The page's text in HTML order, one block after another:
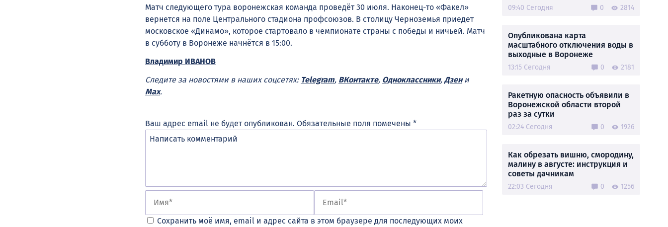
Матч следующего тура воронежская команда проведёт 30 июля. Наконец-то «Факел»
вернется на поле Центрального стадиона профсоюзов. В столицу Черноземья приедет
московское «Динамо», которое стартовало в чемпионате страны с победы и ничьей. Матч
в субботу в Воронеже начнётся в 15:00.
Владимир ИВАНОВ
Следите за новостями в наших соцсетях: Telegram, ВКонтакте, Одноклассники, Дзени
Max.
Ваш адрес email не будет опубликован. Обязательные поля помечены *
Сохранить моё имя, email и адрес сайта в этом браузере для последующих моих
09:40 Сегодня 0 2814
Опубликована карта
масштабного отключения воды в
выходные в Воронеже
13:15 Сегодня 0 2181
Ракетную опасность объявили в
Воронежской области второй
раз за сутки
02:24 Сегодня 0 1926
Как обрезать вишню, смородину,
малину в августе: инструкция и
советы дачникам
22:03 Сегодня 0 1256